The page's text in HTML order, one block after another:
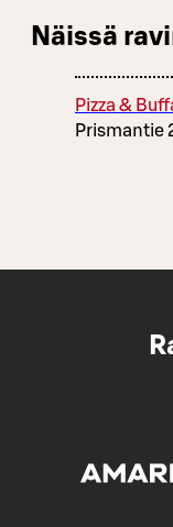
Näissä
Pizza &
Prismantie